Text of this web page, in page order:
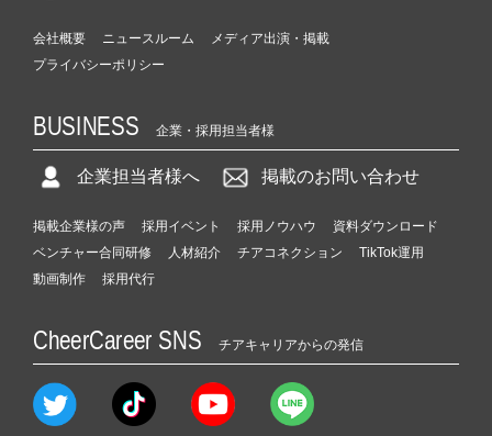
会社概要 ニュースルーム
メディア出演・掲載
プライバシーポリシー
BUSINESS 企業・採用担当者様
企業担当者様へ 掲載のお問い合わせ
掲載企業様の声 採用イベント 採用ノウハウ
資料ダウンロード
ベンチャー合同研修
人材紹介 チアコネクション
TikTok運用
動画制作
採用代行
CheerCareer SNS チアキャリアからの発信